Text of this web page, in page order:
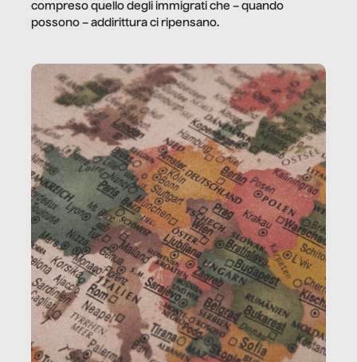
compreso quello degli immigrati che – quando
possono – addirittura ci ripensano.